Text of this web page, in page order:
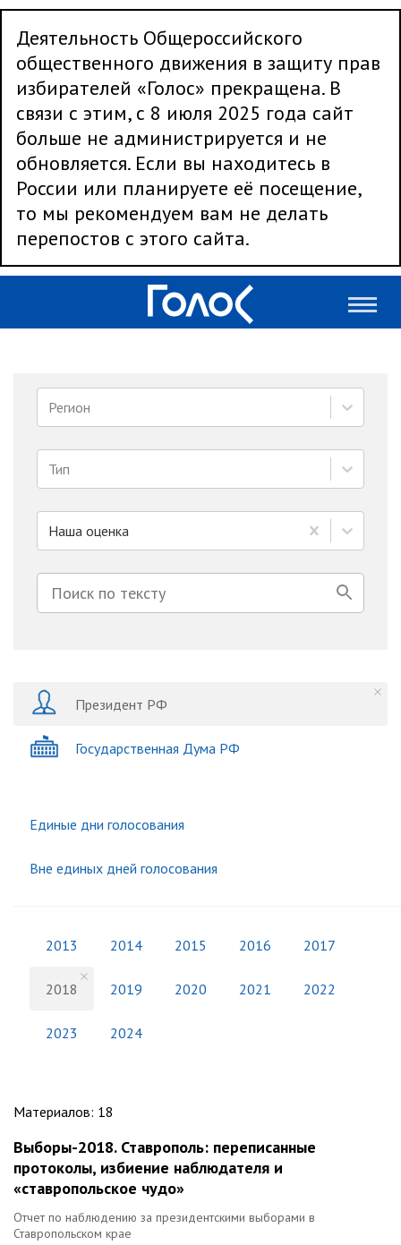
Деятельность Общероссийского
общественного движения в защиту прав
избирателей «Голос» прекращена. В
связи с этим, с 8 июля 2025 года сайт
больше не администрируется и не
обновляется. Если вы находитесь в
России или планируете её посещение,
то мы рекомендуем вам не делать
перепостов с этого сайта.
Регион
Тип
Наша оценка
Президент РФ
Государственная Дума РФ
Единые дни голосования
Вне единых дней голосования
2013 2014 2015 2016 2017
2018 2019 2020 2021 2022
2023 2024
Материалов: 18
Выборы-2018. Ставрополь: переписанные
протоколы, избиение наблюдателя и
«ставропольское чудо»
Отчет по наблюдению за президентскими выборами в
Ставропольском крае